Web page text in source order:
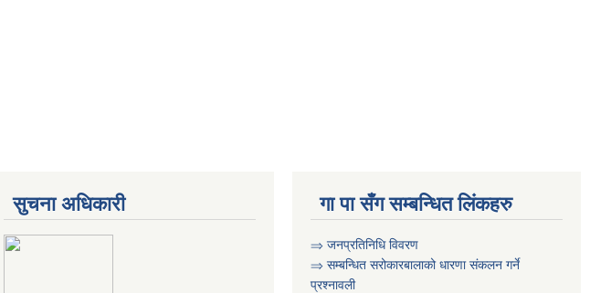
सुचना अधिकारी गा पा सँग सम्बन्धित लिंकहरु
⇒ जनप्रतिनिधि विवरण
⇒ सम्बन्धित सरोकारबालाको धारणा संकलन गर्ने
प्रश्नावली